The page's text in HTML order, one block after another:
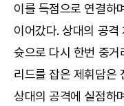
이를 득점으로 연결하
이어갔다. 상대의 공
슛으로 다시 한번 중거
리드를 잡은 제휘담은
상대의 공격에 실점하